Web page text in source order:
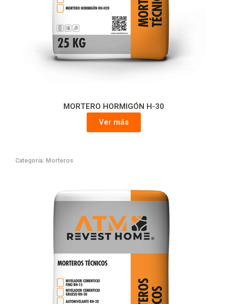
MORTERO HORMIGÓN H-30
Ver más
Categoría: Morteros